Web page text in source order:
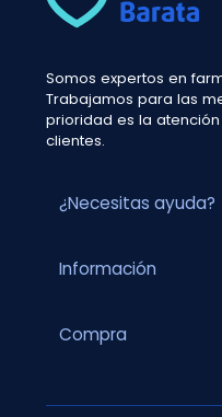
Somos expertos en
Trabajamos para las
prioridad es la
clientes.
¿Necesitas ayuda?
Información
Compra